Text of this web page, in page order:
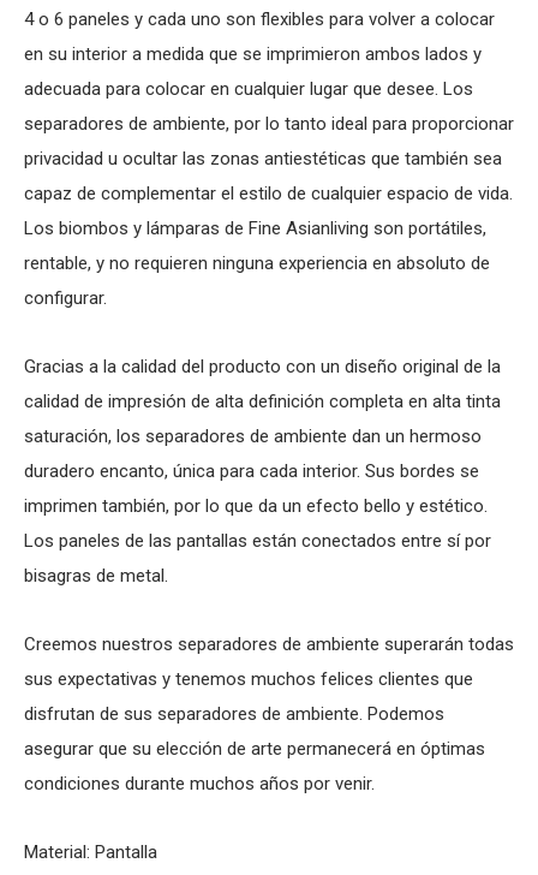
4 o 6 paneles y cada uno son flexibles para volver a colocar
en su interior a medida que se imprimieron ambos lados y
adecuada para colocar en cualquier lugar que desee. Los
separadores de ambiente, por lo tanto ideal para proporcionar
privacidad u ocultar las zonas antiestéticas que también sea
capaz de complementar el estilo de cualquier espacio de vida.
Los biombos y lámparas de Fine Asianliving son portátiles,
rentable, y no requieren ninguna experiencia en absoluto de
configurar.
Gracias a la calidad del producto con un diseño original de la
calidad de impresión de alta definición completa en alta tinta
saturación, los separadores de ambiente dan un hermoso
duradero encanto, única para cada interior. Sus bordes se
imprimen también, por lo que da un efecto bello y estético.
Los paneles de las pantallas están conectados entre sí por
bisagras de metal.
Creemos nuestros separadores de ambiente superarán todas
sus expectativas y tenemos muchos felices clientes que
disfrutan de sus separadores de ambiente. Podemos
asegurar que su elección de arte permanecerá en óptimas
condiciones durante muchos años por venir.
Material: Pantalla